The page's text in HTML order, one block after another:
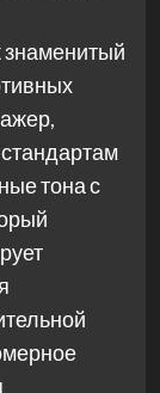
знаменитый
тона с